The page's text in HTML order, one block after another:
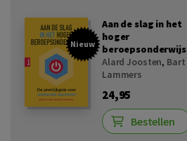
Nieuw
Aan de slag in het
hoger
beroepsonderwijs
Alard Joosten, Bart
Lammers
24,95
Bestellen